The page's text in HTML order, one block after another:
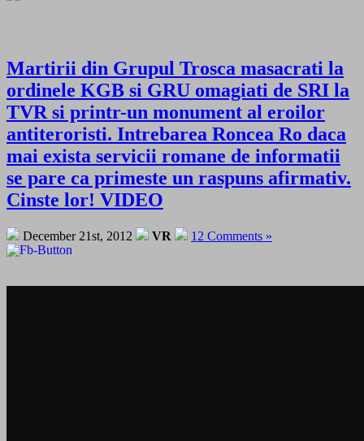
Martirii din Grupul Trosca masacrati la
ordinele KGB si GRU omagiati de SRI la
TVR si printr-un monument al eroilor
antiteroristi. Intrebarea Roncea Ro daca
mai exista servicii romane de informatii
se pare ca primeste un raspuns afirmativ.
Cinste lor! VIDEO
December 21st, 2012 VR 12 Comments »